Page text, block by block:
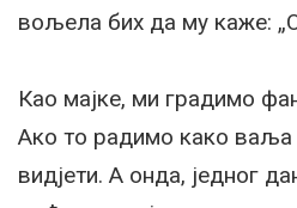
вољела бих да му каже:
Као мајке, ми градимо
Ако то радимо како ваља
видјети. А онда, једног